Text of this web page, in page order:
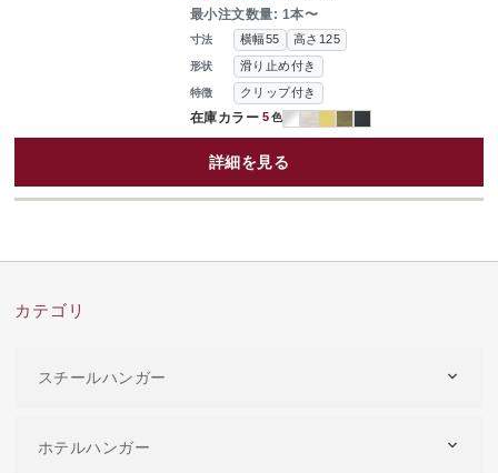
寸法 横幅55 高さ125
形状 滑り止め付き
特徴 クリップ付き
在庫カラー 5色
最小注文数量: 1本〜
詳細を見る
カテゴリ
スチールハンガー
ホテルハンガー